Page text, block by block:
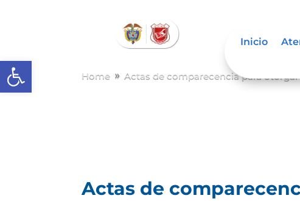
Abrir barra de herramientas
Inicio
Home 9 Actas de comparecencia para otorgar
Actas de